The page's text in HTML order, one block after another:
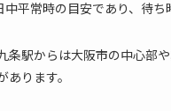
平常時の目安であり、待ち
条駅からは大阪市の中心部
ります。